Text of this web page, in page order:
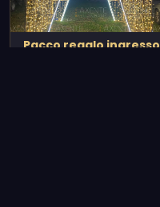
Pacco regalo ingresso